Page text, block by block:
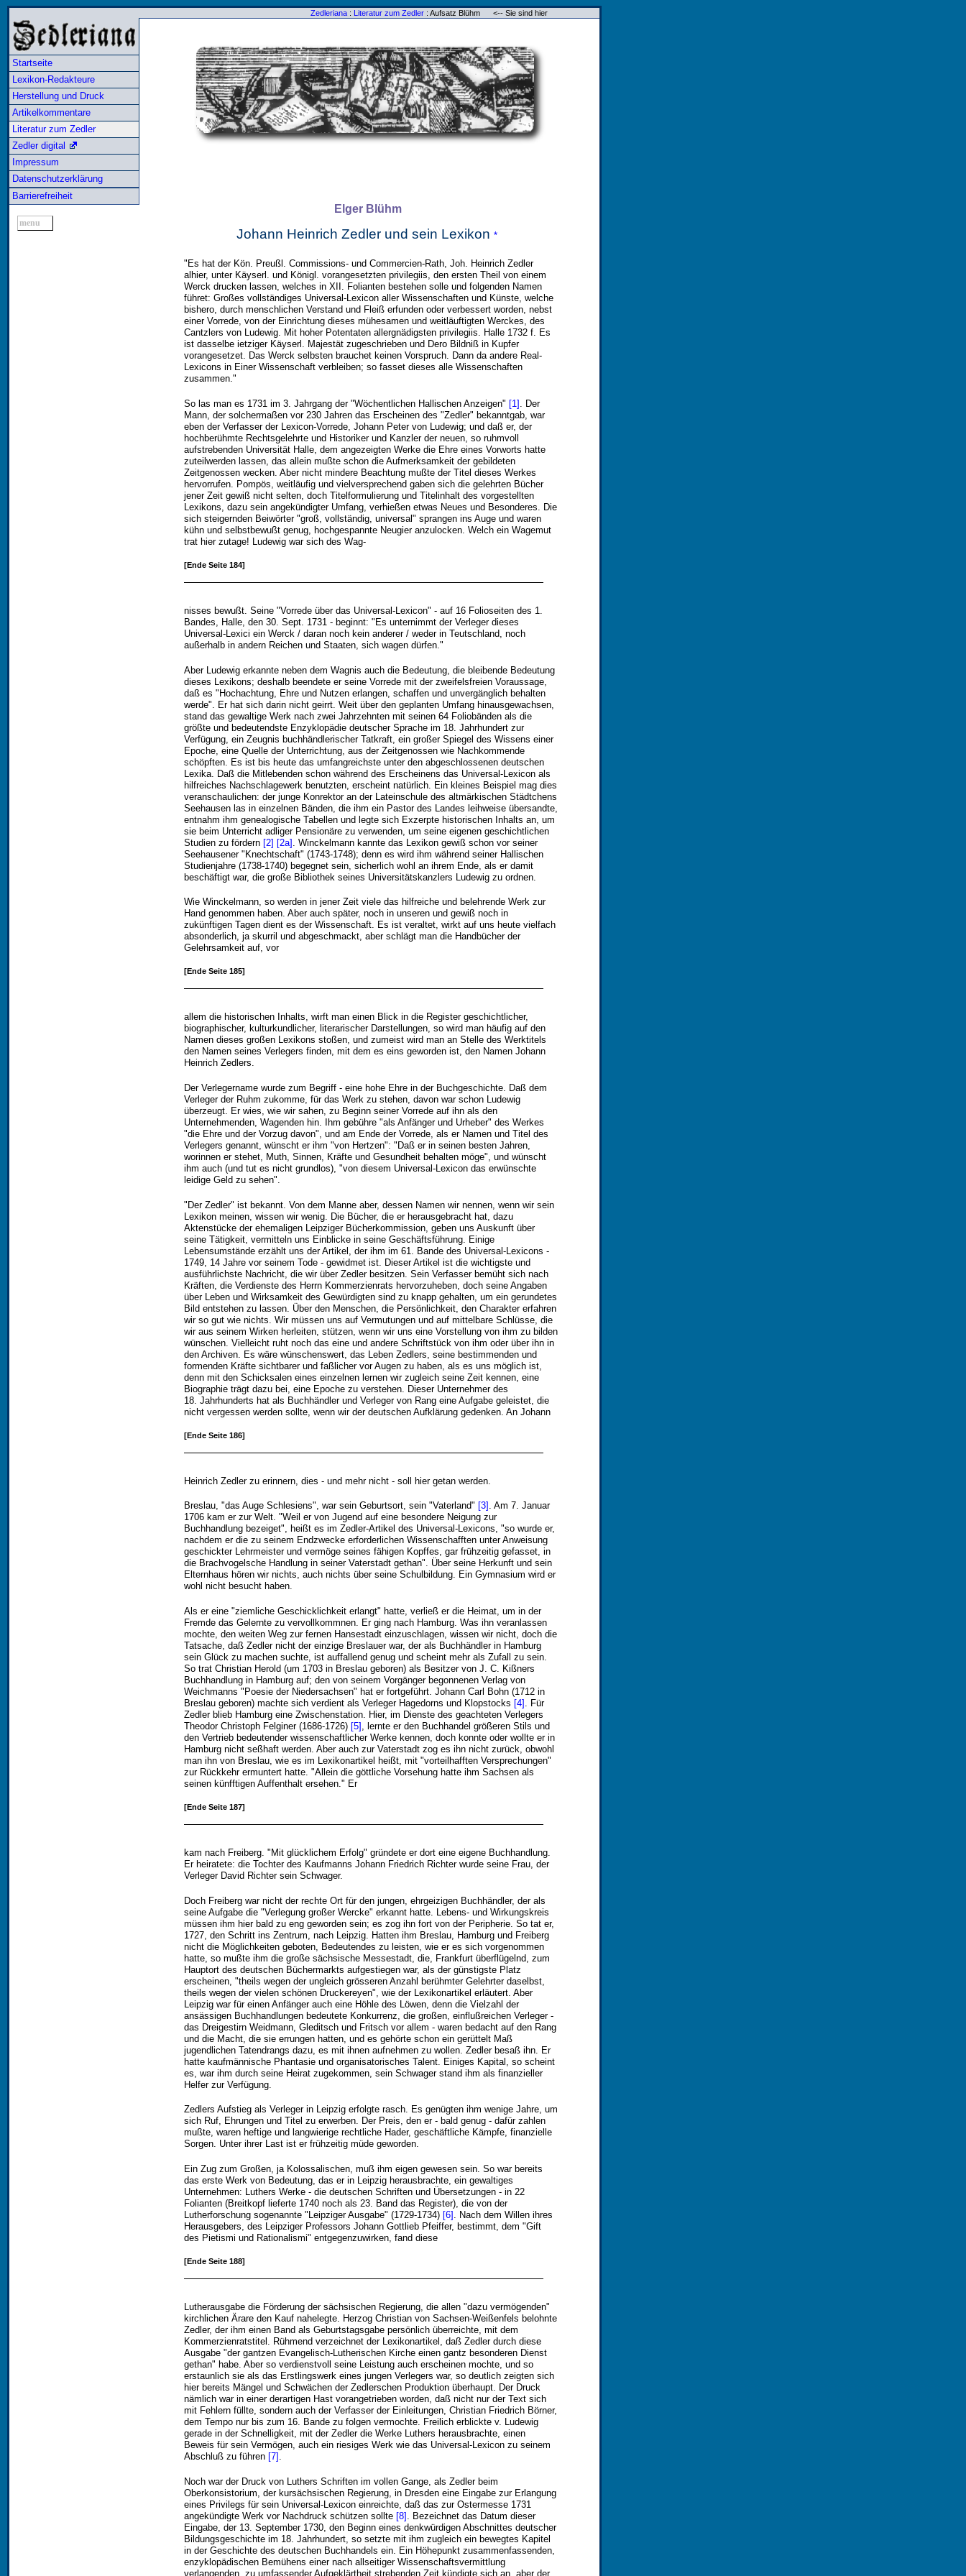
menu
Zedleriana : Literatur zum Zedler : Aufsatz Blühm <-- Sie sind hier
Startseite
Lexikon-Redakteure
Herstellung und Druck
Artikelkommentare
Literatur zum Zedler
Zedler digital
Impressum
Datenschutzerklärung
Barrierefreiheit
Elger Blühm
Johann Heinrich Zedler und sein Lexikon*
"Es hat der Kön. Preußl. Commissions- und Commercien-Rath, Joh. Heinrich Zedler
alhier, unter Käyserl. und Königl. vorangesetzten privilegiis, den ersten Theil von einem
Werck drucken lassen, welches in XII. Folianten bestehen solle und folgenden Namen
führet: Großes vollständiges Universal-Lexicon aller Wissenschaften und Künste, welche
bishero, durch menschlichen Verstand und Fleiß erfunden oder verbessert worden, nebst
einer Vorrede, von der Einrichtung dieses mühesamen und weitläuftigten Werckes, des
Cantzlers von Ludewig. Mit hoher Potentaten allergnädigsten privilegiis. Halle 1732 f. Es
ist dasselbe ietziger Käyserl. Majestät zugeschrieben und Dero Bildniß in Kupfer
vorangesetzet. Das Werck selbsten brauchet keinen Vorspruch. Dann da andere Real-
Lexicons in Einer Wissenschaft verbleiben; so fasset dieses alle Wissenschaften
zusammen."
So las man es 1731 im 3. Jahrgang der "Wöchentlichen Hallischen Anzeigen" [1] . Der
Mann, der solchermaßen vor 230 Jahren das Erscheinen des "Zedler" bekanntgab, war
eben der Verfasser der Lexicon-Vorrede, Johann Peter von Ludewig; und daß er, der
hochberühmte Rechtsgelehrte und Historiker und Kanzler der neuen, so ruhmvoll
aufstrebenden Universität Halle, dem angezeigten Werke die Ehre eines Vorworts hatte
zuteilwerden lassen, das allein mußte schon die Aufmerksamkeit der gebildeten
Zeitgenossen wecken. Aber nicht mindere Beachtung mußte der Titel dieses Werkes
hervorrufen. Pompös, weitläufig und vielversprechend gaben sich die gelehrten Bücher
jener Zeit gewiß nicht selten, doch Titelformulierung und Titelinhalt des vorgestellten
Lexikons, dazu sein angekündigter Umfang, verhießen etwas Neues und Besonderes. Die
sich steigernden Beiwörter "groß, vollständig, universal" sprangen ins Auge und waren
kühn und selbstbewußt genug, hochgespannte Neugier anzulocken. Welch ein Wagemut
trat hier zutage! Ludewig war sich des Wag-
[Ende Seite 184]
nisses bewußt. Seine "Vorrede über das Universal-Lexicon" - auf 16 Folioseiten des 1.
Bandes, Halle, den 30. Sept. 1731 - beginnt: "Es unternimmt der Verleger dieses
Universal-Lexici ein Werck / daran noch kein anderer / weder in Teutschland, noch
außerhalb in andern Reichen und Staaten, sich wagen dürfen."
Aber Ludewig erkannte neben dem Wagnis auch die Bedeutung, die bleibende Bedeutung
dieses Lexikons; deshalb beendete er seine Vorrede mit der zweifelsfreien Voraussage,
daß es "Hochachtung, Ehre und Nutzen erlangen, schaffen und unvergänglich behalten
werde". Er hat sich darin nicht geirrt. Weit über den geplanten Umfang hinausgewachsen,
stand das gewaltige Werk nach zwei Jahrzehnten mit seinen 64 Foliobänden als die
größte und bedeutendste Enzyklopädie deutscher Sprache im 18. Jahrhundert zur
Verfügung, ein Zeugnis buchhändlerischer Tatkraft, ein großer Spiegel des Wissens einer
Epoche, eine Quelle der Unterrichtung, aus der Zeitgenossen wie Nachkommende
schöpften. Es ist bis heute das umfangreichste unter den abgeschlossenen deutschen
Lexika. Daß die Mitlebenden schon während des Erscheinens das Universal-Lexicon als
hilfreiches Nachschlagewerk benutzten, erscheint natürlich. Ein kleines Beispiel mag dies
veranschaulichen: der junge Konrektor an der Lateinschule des altmärkischen Städtchens
Seehausen las in einzelnen Bänden, die ihm ein Pastor des Landes leihweise übersandte,
entnahm ihm genealogische Tabellen und legte sich Exzerpte historischen Inhalts an, um
sie beim Unterricht adliger Pensionäre zu verwenden, um seine eigenen geschichtlichen
Studien zu fördern [2] [2a]
. Winckelmann kannte das Lexikon gewiß schon vor seiner
Seehausener "Knechtschaft" (1743-1748); denn es wird ihm während seiner Hallischen
Studienjahre (1738-1740) begegnet sein, sicherlich wohl an ihrem Ende, als er damit
beschäftigt war, die große Bibliothek seines Universitätskanzlers Ludewig zu ordnen.
Wie Winckelmann, so werden in jener Zeit viele das hilfreiche und belehrende Werk zur
Hand genommen haben. Aber auch später, noch in unseren und gewiß noch in
zukünftigen Tagen dient es der Wissenschaft. Es ist veraltet, wirkt auf uns heute vielfach
absonderlich, ja skurril und abgeschmackt, aber schlägt man die Handbücher der
Gelehrsamkeit auf, vor
[Ende Seite 185]
allem die historischen Inhalts, wirft man einen Blick in die Register geschichtlicher,
biographischer, kulturkundlicher, literarischer Darstellungen, so wird man häufig auf den
Namen dieses großen Lexikons stoßen, und zumeist wird man an Stelle des Werktitels
den Namen seines Verlegers finden, mit dem es eins geworden ist, den Namen Johann
Heinrich Zedlers.
Der Verlegername wurde zum Begriff - eine hohe Ehre in der Buchgeschichte. Daß dem
Verleger der Ruhm zukomme, für das Werk zu stehen, davon war schon Ludewig
überzeugt. Er wies, wie wir sahen, zu Beginn seiner Vorrede auf ihn als den
Unternehmenden, Wagenden hin. Ihm gebühre "als Anfänger und Urheber" des Werkes
"die Ehre und der Vorzug davon", und am Ende der Vorrede, als er Namen und Titel des
Verlegers genannt, wünscht er ihm "von Hertzen": "Daß er in seinen besten Jahren,
worinnen er stehet, Muth, Sinnen, Kräfte und Gesundheit behalten möge", und wünscht
ihm auch (und tut es nicht grundlos), "von diesem Universal-Lexicon das erwünschte
leidige Geld zu sehen".
"Der Zedler" ist bekannt. Von dem Manne aber, dessen Namen wir nennen, wenn wir sein
Lexikon meinen, wissen wir wenig. Die Bücher, die er herausgebracht hat, dazu
Aktenstücke der ehemaligen Leipziger Bücherkommission, geben uns Auskunft über
seine Tätigkeit, vermitteln uns Einblicke in seine Geschäftsführung. Einige
Lebensumstände erzählt uns der Artikel, der ihm im 61. Bande des Universal-Lexicons -
1749, 14 Jahre vor seinem Tode - gewidmet ist. Dieser Artikel ist die wichtigste und
ausführlichste Nachricht, die wir über Zedler besitzen. Sein Verfasser bemüht sich nach
Kräften, die Verdienste des Herrn Kommerzienrats hervorzuheben, doch seine Angaben
über Leben und Wirksamkeit des Gewürdigten sind zu knapp gehalten, um ein gerundetes
Bild entstehen zu lassen. Über den Menschen, die Persönlichkeit, den Charakter erfahren
wir so gut wie nichts. Wir müssen uns auf Vermutungen und auf mittelbare Schlüsse, die
wir aus seinem Wirken herleiten, stützen, wenn wir uns eine Vorstellung von ihm zu bilden
wünschen. Vielleicht ruht noch das eine und andere Schriftstück von ihm oder über ihn in
den Archiven. Es wäre wünschenswert, das Leben Zedlers, seine bestimmenden und
formenden Kräfte sichtbarer und faßlicher vor Augen zu haben, als es uns möglich ist,
denn mit den Schicksalen eines einzelnen lernen wir zugleich seine Zeit kennen, eine
Biographie trägt dazu bei, eine Epoche zu verstehen. Dieser Unternehmer des
18. Jahrhunderts hat als Buchhändler und Verleger von Rang eine Aufgabe geleistet, die
nicht vergessen werden sollte, wenn wir der deutschen Aufklärung gedenken. An Johann
[Ende Seite 186]
Heinrich Zedler zu erinnern, dies - und mehr nicht - soll hier getan werden.
Breslau, "das Auge Schlesiens", war sein Geburtsort, sein "Vaterland" [3] . Am 7. Januar
1706 kam er zur Welt. "Weil er von Jugend auf eine besondere Neigung zur
Buchhandlung bezeiget", heißt es im Zedler-Artikel des Universal-Lexicons, "so wurde er,
nachdem er die zu seinem Endzwecke erforderlichen Wissenschafften unter Anweisung
geschickter Lehrmeister und vermöge seines fähigen Kopffes, gar frühzeitig gefasset, in
die Brachvogelsche Handlung in seiner Vaterstadt gethan". Über seine Herkunft und sein
Elternhaus hören wir nichts, auch nichts über seine Schulbildung. Ein Gymnasium wird er
wohl nicht besucht haben.
Als er eine "ziemliche Geschicklichkeit erlangt" hatte, verließ er die Heimat, um in der
Fremde das Gelernte zu vervollkommnen. Er ging nach Hamburg. Was ihn veranlassen
mochte, den weiten Weg zur fernen Hansestadt einzuschlagen, wissen wir nicht, doch die
Tatsache, daß Zedler nicht der einzige Breslauer war, der als Buchhändler in Hamburg
sein Glück zu machen suchte, ist auffallend genug und scheint mehr als Zufall zu sein.
So trat Christian Herold (um 1703 in Breslau geboren) als Besitzer von J. C. Kißners
Buchhandlung in Hamburg auf; den von seinem Vorgänger begonnenen Verlag von
Weichmanns "Poesie der Niedersachsen" hat er fortgeführt. Johann Carl Bohn (1712 in
Breslau geboren) machte sich verdient als Verleger Hagedorns und Klopstocks [4]
. Für
Zedler blieb Hamburg eine Zwischenstation. Hier, im Dienste des geachteten Verlegers
Theodor Christoph Felginer (1686-1726) [5]
, lernte er den Buchhandel größeren Stils und
den Vertrieb bedeutender wissenschaftlicher Werke kennen, doch konnte oder wollte er in
Hamburg nicht seßhaft werden. Aber auch zur Vaterstadt zog es ihn nicht zurück, obwohl
man ihn von Breslau, wie es im Lexikonartikel heißt, mit "vorteilhafften Versprechungen"
zur Rückkehr ermuntert hatte. "Allein die göttliche Vorsehung hatte ihm Sachsen als
seinen künfftigen Auffenthalt ersehen." Er
[Ende Seite 187]
kam nach Freiberg. "Mit glücklichem Erfolg" gründete er dort eine eigene Buchhandlung.
Er heiratete: die Tochter des Kaufmanns Johann Friedrich Richter wurde seine Frau, der
Verleger David Richter sein Schwager.
Doch Freiberg war nicht der rechte Ort für den jungen, ehrgeizigen Buchhändler, der als
seine Aufgabe die "Verlegung großer Wercke" erkannt hatte. Lebens- und Wirkungskreis
müssen ihm hier bald zu eng geworden sein; es zog ihn fort von der Peripherie. So tat er,
1727, den Schritt ins Zentrum, nach Leipzig. Hatten ihm Breslau, Hamburg und Freiberg
nicht die Möglichkeiten geboten, Bedeutendes zu leisten, wie er es sich vorgenommen
hatte, so mußte ihm die große sächsische Messestadt, die, Frankfurt überflügelnd, zum
Hauptort des deutschen Büchermarkts aufgestiegen war, als der günstigste Platz
erscheinen, "theils wegen der ungleich grösseren Anzahl berühmter Gelehrter daselbst,
theils wegen der vielen schönen Druckereyen", wie der Lexikonartikel erläutert. Aber
Leipzig war für einen Anfänger auch eine Höhle des Löwen, denn die Vielzahl der
ansässigen Buchhandlungen bedeutete Konkurrenz, die großen, einflußreichen Verleger -
das Dreigestirn Weidmann, Gleditsch und Fritsch vor allem - waren bedacht auf den Rang
und die Macht, die sie errungen hatten, und es gehörte schon ein gerüttelt Maß
jugendlichen Tatendrangs dazu, es mit ihnen aufnehmen zu wollen. Zedler besaß ihn. Er
hatte kaufmännische Phantasie und organisatorisches Talent. Einiges Kapital, so scheint
es, war ihm durch seine Heirat zugekommen, sein Schwager stand ihm als finanzieller
Helfer zur Verfügung.
Zedlers Aufstieg als Verleger in Leipzig erfolgte rasch. Es genügten ihm wenige Jahre, um
sich Ruf, Ehrungen und Titel zu erwerben. Der Preis, den er - bald genug - dafür zahlen
mußte, waren heftige und langwierige rechtliche Hader, geschäftliche Kämpfe, finanzielle
Sorgen. Unter ihrer Last ist er frühzeitig müde geworden.
Ein Zug zum Großen, ja Kolossalischen, muß ihm eigen gewesen sein. So war bereits
das erste Werk von Bedeutung, das er in Leipzig herausbrachte, ein gewaltiges
Unternehmen: Luthers Werke - die deutschen Schriften und Übersetzungen - in 22
Folianten (Breitkopf lieferte 1740 noch als 23. Band das Register), die von der
Lutherforschung sogenannte "Leipziger Ausgabe" (1729-1734) [6]
. Nach dem Willen ihres
Herausgebers, des Leipziger Professors Johann Gottlieb Pfeiffer, bestimmt, dem "Gift
des Pietismi und Rationalismi" entgegenzuwirken, fand diese
[Ende Seite 188]
Lutherausgabe die Förderung der sächsischen Regierung, die allen "dazu vermögenden"
kirchlichen Ärare den Kauf nahelegte. Herzog Christian von Sachsen-Weißenfels belohnte
Zedler, der ihm einen Band als Geburtstagsgabe persönlich überreichte, mit dem
Kommerzienratstitel. Rühmend verzeichnet der Lexikonartikel, daß Zedler durch diese
Ausgabe "der gantzen Evangelisch-Lutherischen Kirche einen gantz besonderen Dienst
gethan" habe. Aber so verdienstvoll seine Leistung auch erscheinen mochte, und so
erstaunlich sie als das Erstlingswerk eines jungen Verlegers war, so deutlich zeigten sich
hier bereits Mängel und Schwächen der Zedlerschen Produktion überhaupt. Der Druck
nämlich war in einer derartigen Hast vorangetrieben worden, daß nicht nur der Text sich
mit Fehlern füllte, sondern auch der Verfasser der Einleitungen, Christian Friedrich Börner,
dem Tempo nur bis zum 16. Bande zu folgen vermochte. Freilich erblickte v. Ludewig
gerade in der Schnelligkeit, mit der Zedler die Werke Luthers herausbrachte, einen
Beweis für sein Vermögen, auch ein riesiges Werk wie das Universal-Lexicon zu seinem
Abschluß zu führen [7]
Noch war der Druck von Luthers Schriften im vollen Gange, als Zedler beim
Oberkonsistorium, der kursächsischen Regierung, in Dresden eine Eingabe zur Erlangung
eines Privilegs für sein Universal-Lexicon einreichte, daß das zur Ostermesse 1731
angekündigte Werk vor Nachdruck schützen sollte [8] . Bezeichnet das Datum dieser
Eingabe, der 13. September 1730, den Beginn eines denkwürdigen Abschnittes deutscher
Bildungsgeschichte im 18. Jahrhundert, so setzte mit ihm zugleich ein bewegtes Kapitel
in der Geschichte des deutschen Buchhandels ein. Ein Höhepunkt zusammenfassenden,
enzyklopädischen Bemühens einer nach allseitiger Wissenschaftsvermittlung
verlangenden, zu umfassender Aufgeklärtheit strebenden Zeit kündigte sich an, aber der